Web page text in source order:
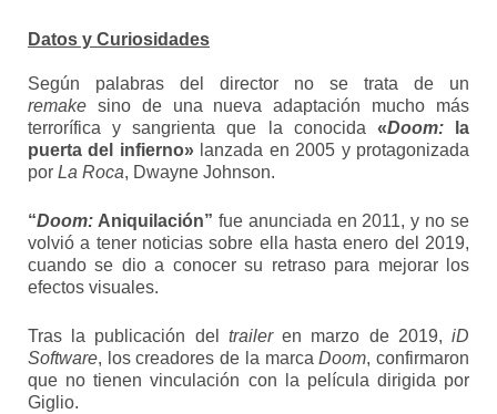
Datos y Curiosidades
Según palabras del director no se trata de un
remake sino de una nueva adaptación mucho más
terrorífica y sangrienta que la conocida «Doom:la
puerta del infierno»lanzada en 2005 y protagonizada
por La Roca, Dwayne Johnson.
“Doom: Aniquilación” fue anunciada en 2011, y no se
volvió a tener noticias sobre ella hasta enero del 2019,
cuando se dio a conocer su retraso para mejorar los
efectos visuales.
Tras la publicación del traileren marzo de 2019,iD
Software, los creadores de la marcaDoom, confirmaron
que no tienen vinculación con la película dirigida por
Giglio.